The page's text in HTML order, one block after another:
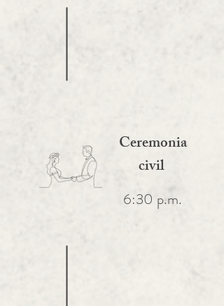
Ceremonia
civil
6:30 p.m.